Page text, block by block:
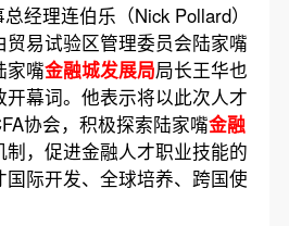
经理连伯乐（Nick Pollard）
易试验区管理委员会陆家嘴
家嘴金融城发展局局长王华也
幕词。他表示将以此次人才
协会，积极探索陆家嘴金融
，促进金融人才职业技能的
际开发、全球培养、跨国使